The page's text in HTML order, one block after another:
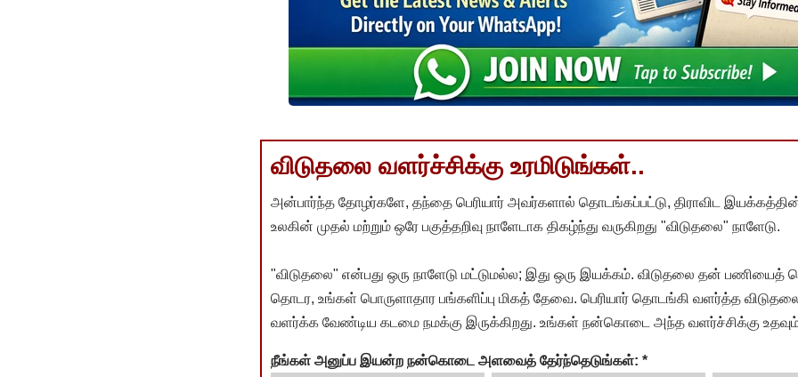
விடுதலை வளர்ச்சிக்கு உரமிடுங்கள்..
அன்பார்ந்த தோழர்களே, தந்தை பெரியார் அவர்களால் தொடங்கப்பட்டு, திராவிட
உலகின் முதல் மற்றும் ஒரே பகுத்தறிவு நாளேடாக திகழ்ந்து வருகிறது "விடுதலை" நாளேடு.
"விடுதலை" என்பது ஒரு நாளேடு மட்டுமல்ல; இது ஒரு இயக்கம். விடுதலை தன் பணியைத்
தொடர, உங்கள் பொருளாதார பங்களிப்பு மிகத் தேவை. பெரியார் தொடங்கி வளர்த்த
வளர்க்க வேண்டிய கடமை நமக்கு இருக்கிறது. உங்கள் நன்கொடை அந்த வளர்ச்சிக்கு
நீங்கள் அனுப்ப இயன்ற நன்கொடை அளவைத் தேர்ந்தெடுங்கள்: *